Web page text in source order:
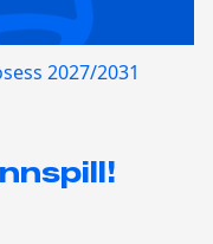
2027/2031